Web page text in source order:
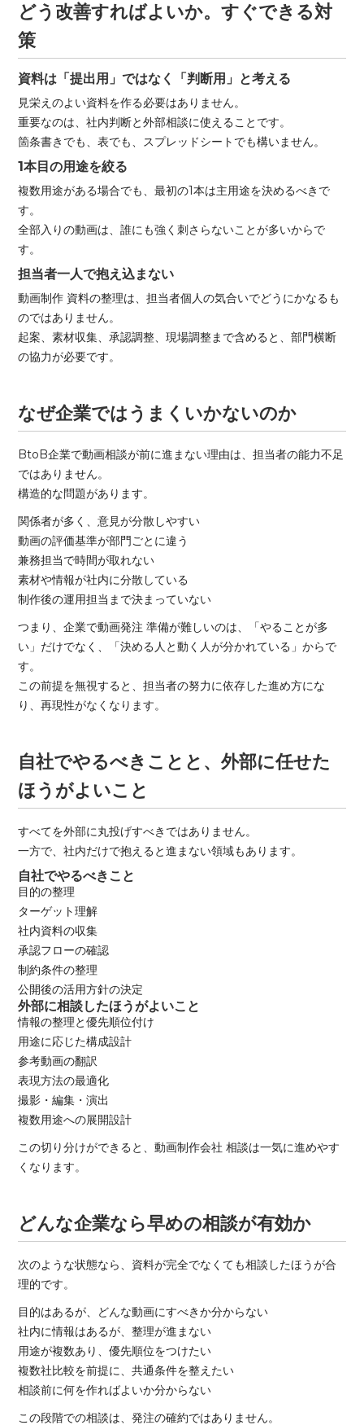
どう改善すればよいか。すぐできる対
策
資料は「提出用」ではなく「判断用」と考える
見栄えのよい資料を作る必要はありません。
重要なのは、社内判断と外部相談に使えることです。
箇条書きでも、表でも、スプレッドシートでも構いません。
1本目の用途を絞る
複数用途がある場合でも、最初の1本は主用途を決めるべきで
す。
全部入りの動画は、誰にも強く刺さらないことが多いからで
す。
担当者一人で抱え込まない
動画制作 資料の整理は、担当者個人の気合いでどうにかなるも
のではありません。
起案、素材収集、承認調整、現場調整まで含めると、部門横断
の協力が必要です。
なぜ企業ではうまくいかないのか
BtoB企業で動画相談が前に進まない理由は、担当者の能力不足
ではありません。
構造的な問題があります。
関係者が多く、意見が分散しやすい
動画の評価基準が部門ごとに違う
兼務担当で時間が取れない
素材や情報が社内に分散している
制作後の運用担当まで決まっていない
つまり、企業で動画発注 準備が難しいのは、「やることが多
い」だけでなく、「決める人と動く人が分かれている」からで
す。
この前提を無視すると、担当者の努力に依存した進め方にな
り、再現性がなくなります。
自社でやるべきことと、外部に任せた
ほうがよいこと
すべてを外部に丸投げすべきではありません。
一方で、社内だけで抱えると進まない領域もあります。
自社でやるべきこと
目的の整理
ターゲット理解
社内資料の収集
承認フローの確認
制約条件の整理
公開後の活用方針の決定
外部に相談したほうがよいこと
情報の整理と優先順位付け
用途に応じた構成設計
参考動画の翻訳
表現方法の最適化
撮影・編集・演出
複数用途への展開設計
この切り分けができると、動画制作会社 相談は一気に進めやす
くなります。
どんな企業なら早めの相談が有効か
次のような状態なら、資料が完全でなくても相談したほうが合
理的です。
目的はあるが、どんな動画にすべきか分からない
社内に情報はあるが、整理が進まない
用途が複数あり、優先順位をつけたい
複数社比較を前提に、共通条件を整えたい
相談前に何を作ればよいか分からない
この段階での相談は、発注の確約ではありません。